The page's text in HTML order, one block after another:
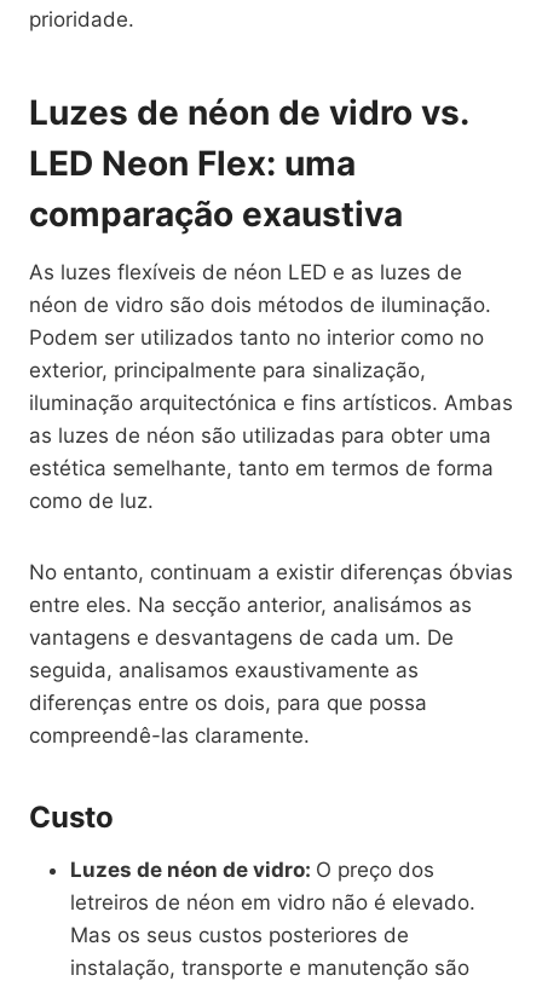
prioridade.
Luzes de néon de vidro vs.
LED Neon Flex: uma
comparação exaustiva
As luzes flexíveis de néon LED e as luzes de
néon de vidro são dois métodos de iluminação.
Podem ser utilizados tanto no interior como no
exterior, principalmente para sinalização,
iluminação arquitectónica e fins artísticos. Ambas
as luzes de néon são utilizadas para obter uma
estética semelhante, tanto em termos de forma
como de luz.
No entanto, continuam a existir diferenças óbvias
entre eles. Na secção anterior, analisámos as
vantagens e desvantagens de cada um. De
seguida, analisamos exaustivamente as
diferenças entre os dois, para que possa
compreendê-las claramente.
Custo
Luzes de néon de vidro: O preço dos
letreiros de néon em vidro não é elevado.
Mas os seus custos posteriores de
instalação, transporte e manutenção são